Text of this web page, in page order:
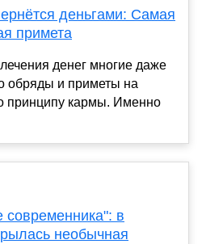
деньгами: Самая
примета
денег многие даже
обряды и приметы на
принципу кармы. Именно
современника": в
необычная